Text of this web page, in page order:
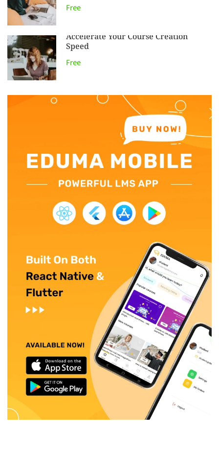
Free
Accelerate Your Course Creation
Speed
Free